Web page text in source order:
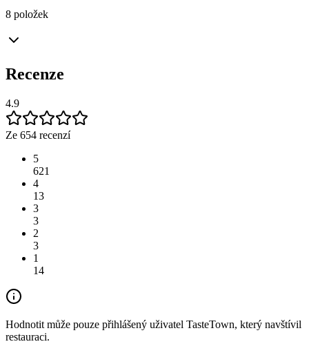
8 položek
Recenze
4.9
Ze 654 recenzí
5
621
4
13
3
3
2
3
1
14
Hodnotit může pouze přihlášený uživatel TasteTown, který navštívil
restauraci.